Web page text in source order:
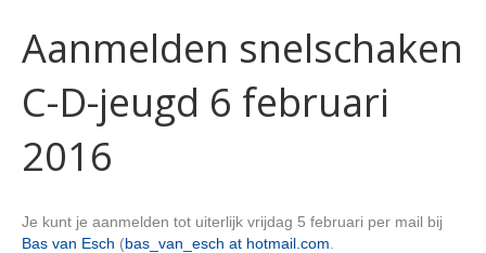
Aanmelden snelschaken
C-D-jeugd 6 februari
2016
Je kunt je aanmelden tot uiterlijk vrijdag 5 februari per mail bij
Bas van Esch (bas_van_esch at hotmail.com